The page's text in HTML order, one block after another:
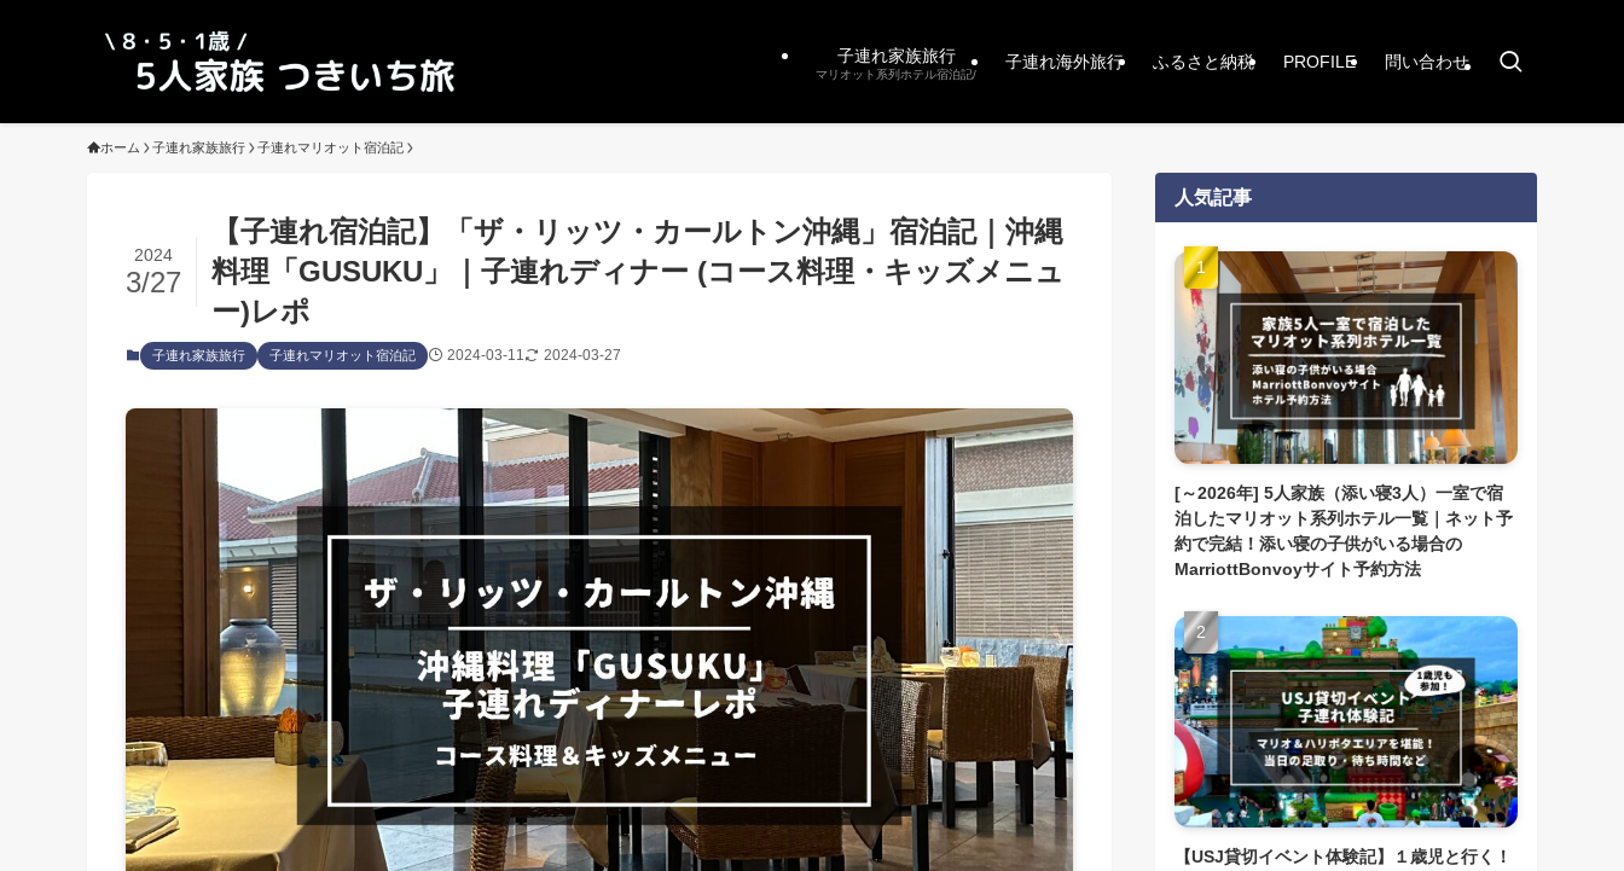
子連れ家族旅行
マリオット系列ホテル宿泊記/
子連れ海外旅行 ふるさと納税 PROFILE 問い合わせ
ホーム 子連れ家族旅行 子連れマリオット宿泊記
【子連れ宿泊記】「ザ・リッツ・カールトン沖縄」宿泊記｜沖縄
料理「GUSUKU」｜子連れディナー (コース料理・キッズメニュ
ー)レポ
2024
3/27
子連れ家族旅行 子連れマリオット宿泊記 2024-03-11 2024-03-27
人気記事
[～2026年] 5人家族（添い寝3人）一室で宿
泊したマリオット系列ホテル一覧｜ネット予
約で完結！添い寝の子供がいる場合の
MarriottBonvoyサイト予約方法
【USJ貸切イベント体験記】１歳児と行く！